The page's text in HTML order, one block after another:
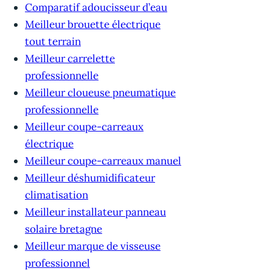
Comparatif adoucisseur d’eau
Meilleur brouette électrique
tout terrain
Meilleur carrelette
professionnelle
Meilleur cloueuse pneumatique
professionnelle
Meilleur coupe-carreaux
électrique
Meilleur coupe-carreaux manuel
Meilleur déshumidificateur
climatisation
Meilleur installateur panneau
solaire bretagne
Meilleur marque de visseuse
professionnel